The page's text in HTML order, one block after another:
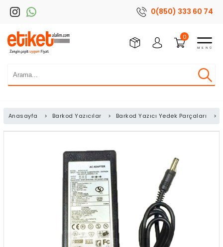
0(850) 333 60 74
0
Anasayfa > Barkod Yazıcılar > Barkod Yazıcı Yedek Parçaları >